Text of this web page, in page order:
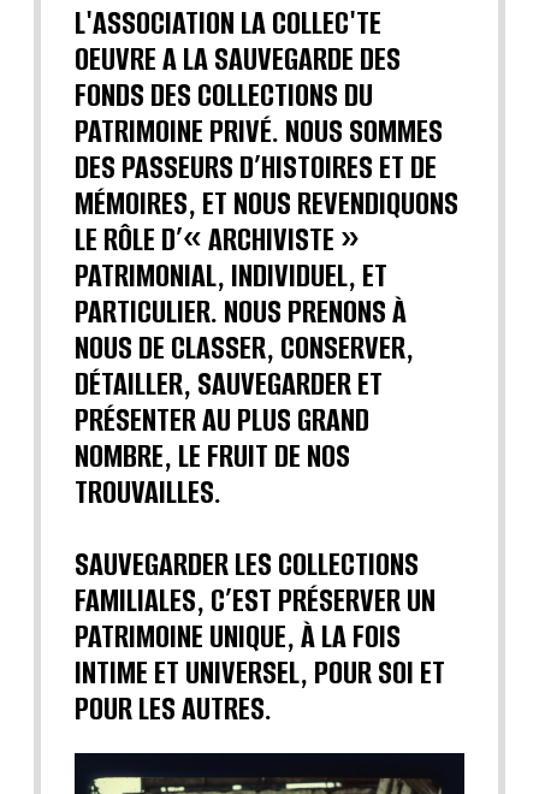
L'ASSOCIATION LA COLLEC'TE
OEUVRE A LA SAUVEGARDE DES
FONDS DES COLLECTIONS DU
PATRIMOINE PRIVÉ. NOUS SOMMES
DES PASSEURS D’HISTOIRES ET DE
MÉMOIRES, ET NOUS REVENDIQUONS
LE RÔLE D’« ARCHIVISTE »
PATRIMONIAL, INDIVIDUEL, ET
PARTICULIER. NOUS PRENONS À
NOUS DE CLASSER, CONSERVER,
DÉTAILLER, SAUVEGARDER ET
PRÉSENTER AU PLUS GRAND
NOMBRE, LE FRUIT DE NOS
TROUVAILLES.
SAUVEGARDER LES COLLECTIONS
FAMILIALES, C’EST PRÉSERVER UN
PATRIMOINE UNIQUE, À LA FOIS
INTIME ET UNIVERSEL, POUR SOI ET
POUR LES AUTRES.